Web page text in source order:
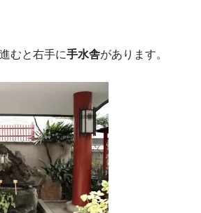
むと右手に手水舎があります。